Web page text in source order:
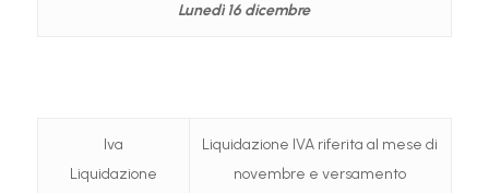
Lunedì 16 dicembre
Iva
Liquidazione
Liquidazione IVA riferita al mese di
novembre e versamento